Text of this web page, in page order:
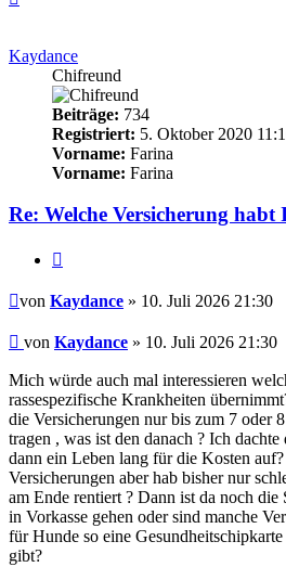
Kaydance
Chifreund
Beiträge: 734
Registriert: 5. Oktober 2020
Vorname: Farina
Vorname: Farina
Re: Welche Versicherung
Beitrag
von Kaydance » 10. Juli 2026 21:30
Beitrag
von Kaydance » 10. Juli 2026 21:30
Mich würde auch mal interessieren
rassespezifische Krankheiten
die Versicherungen nur bis zum 7 oder
tragen , was ist den danach ? Ich
dann ein Leben lang für die Kosten
Versicherungen aber hab bisher nur
am Ende rentiert ? Dann ist da noch die
in Vorkasse gehen oder sind manche
für Hunde so eine
gibt?